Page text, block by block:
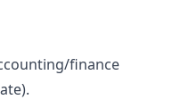
finance